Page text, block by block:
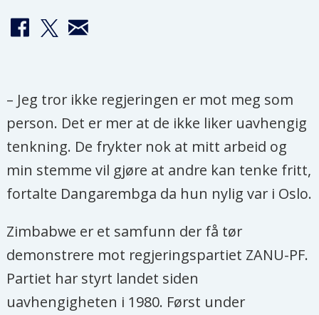
– Jeg tror ikke regjeringen er mot meg som
person. Det er mer at de ikke liker uavhengig
tenkning. De frykter nok at mitt arbeid og
min stemme vil gjøre at andre kan tenke fritt,
fortalte Dangarembga da hun nylig var i Oslo.
Zimbabwe er et samfunn der få tør
demonstrere mot regjeringspartiet ZANU-PF.
Partiet har styrt landet siden
uavhengigheten i 1980. Først under